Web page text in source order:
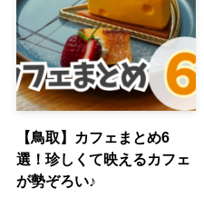
【鳥取】カフェまとめ6
選！珍しくて映えるカフェ
が勢ぞろい♪